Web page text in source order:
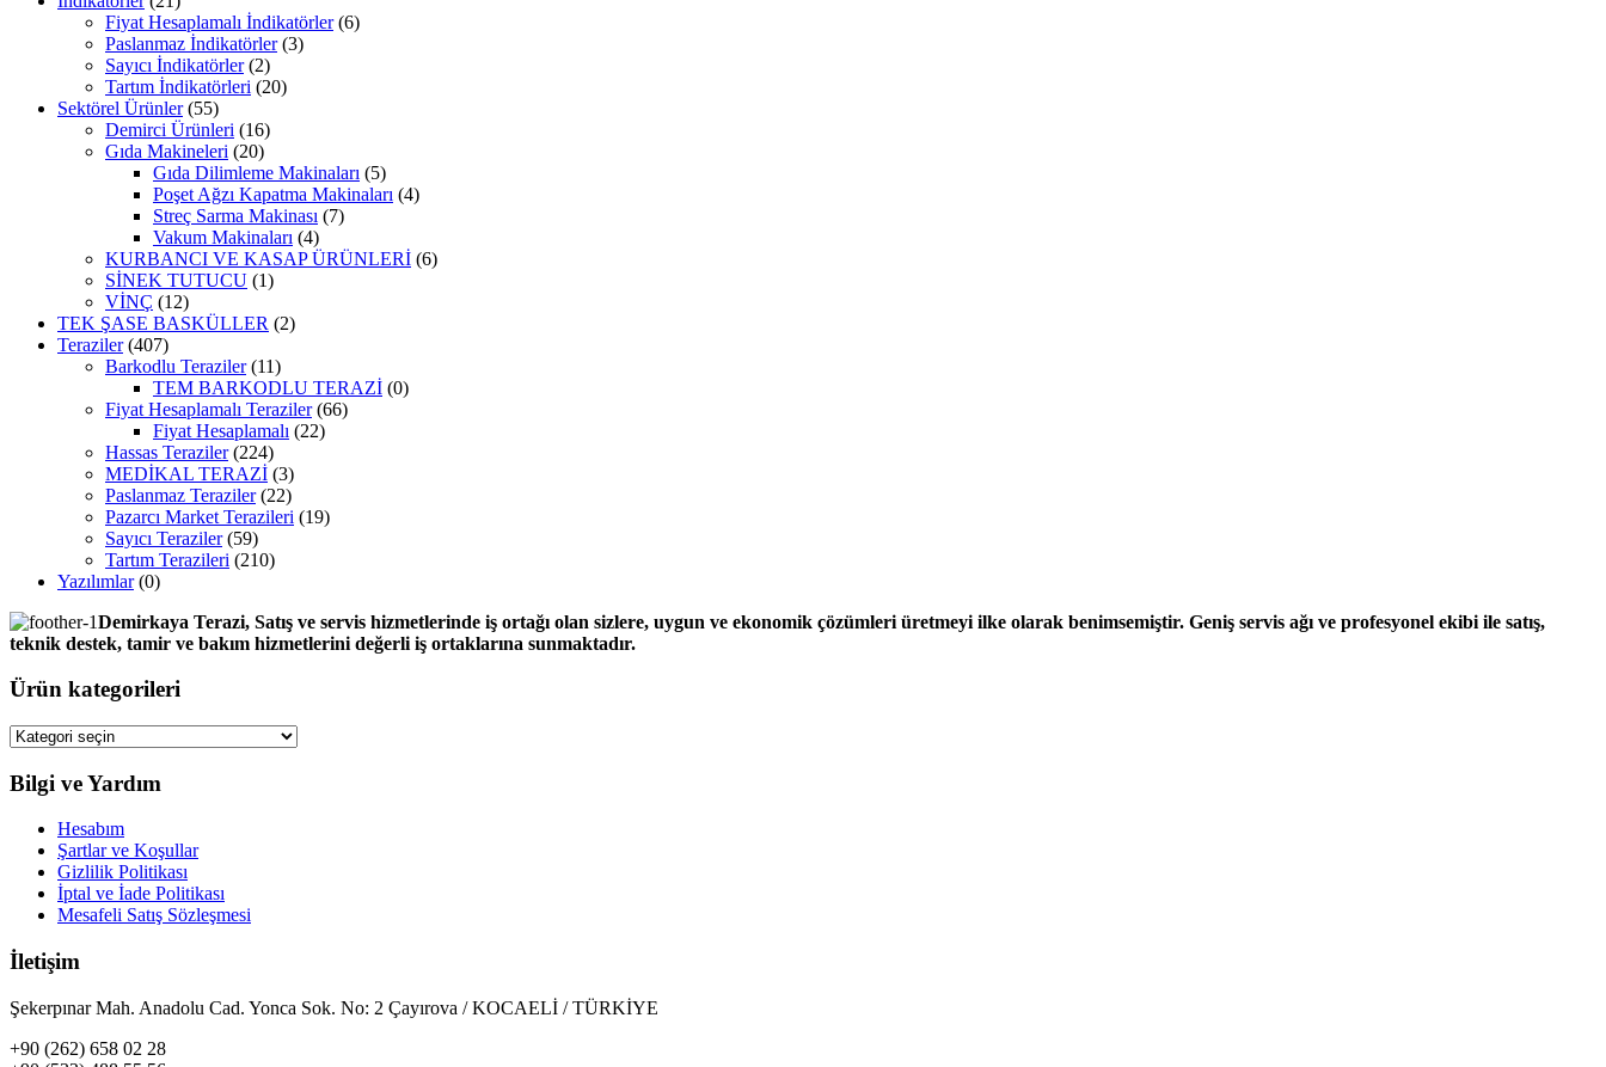
Fiyat Hesaplamalı İndikatörler (6)
Paslanmaz İndikatörler (3)
Sayıcı İndikatörler (2)
Tartım İndikatörleri (20)
Sektörel Ürünler (55)
Demirci Ürünleri (16)
Gıda Makineleri (20)
Gıda Dilimleme Makinaları (5)
Poşet Ağzı Kapatma Makinaları (4)
Streç Sarma Makinası (7)
Vakum Makinaları (4)
KURBANCI VE KASAP ÜRÜNLERİ (6)
SİNEK TUTUCU (1)
VİNÇ (12)
TEK ŞASE BASKÜLLER (2)
Teraziler (407)
Barkodlu Teraziler (11)
TEM BARKODLU TERAZİ (0)
Fiyat Hesaplamalı Teraziler (66)
Fiyat Hesaplamalı (22)
Hassas Teraziler (224)
MEDİKAL TERAZİ (3)
Paslanmaz Teraziler (22)
Pazarcı Market Terazileri (19)
Sayıcı Teraziler (59)
Tartım Terazileri (210)
Yazılımlar (0)
Demirkaya Terazi, Satış ve servis hizmetlerinde iş ortağı olan sizlere, uygun ve ekonomik çözümleri üretmeyi ilke olarak benimsemiştir. Geniş servis ağı ve profesyonel ekibi ile satış,
teknik destek, tamir ve bakım hizmetlerini değerli iş ortaklarına sunmaktadır.
Ürün kategorileri
Bilgi ve Yardım
Hesabım
Şartlar ve Koşullar
Gizlilik Politikası
İptal ve İade Politikası
Mesafeli Satış Sözleşmesi
İletişim
Şekerpınar Mah. Anadolu Cad. Yonca Sok. No: 2 Çayırova / KOCAELİ / TÜRKİYE
+90 (262) 658 02 28